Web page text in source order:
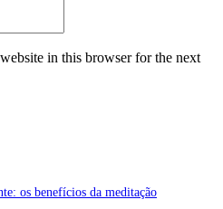
in this browser for the next
os benefícios da meditação